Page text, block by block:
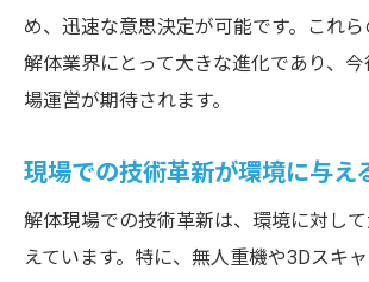
見学で知る無人技術の実用例
安全性確保のための無人技術
無人化施工が変える安全管理
解体見学で体感する無人技術
解体現場見学で知る安全対策の新
現場見学で学ぶ安全対策の基
め、迅速な意思決定が可能です。これら
解体業界にとって大きな進化であり、
場運営が期待されます。
現場での技術革新が環境に与え
解体現場での技術革新は、環境に対し
えています。特に、無人重機や3Dスキ